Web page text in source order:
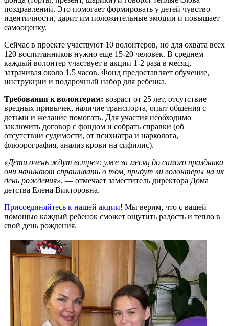
поздравлений. Это помогает формировать у детей чувство
идентичности, дарит им положительные эмоции и повышает
самооценку.
Сейчас в проекте участвуют 10 волонтеров, но для охвата всех
120 воспитанников нужно еще 15-20 человек. В среднем
каждый волонтер участвует в акции 1-2 раза в месяц,
затрачивая около 1,5 часов. Фонд предоставляет обучение,
инструкции и подарочный набор для ребенка.
Требования к волонтерам: возраст от 25 лет, отсутствие
вредных привычек, наличие транспорта, опыт общения с
детьми и желание помогать. Для участия необходимо
заключить договор с фондом и собрать справки (об
отсутствии судимости, от психиатра и нарколога,
флюорография, анализ крови на сифилис).
«Дети очень ждут встреч: уже за месяц до самого праздника
они начинают спрашивать о том, придут ли волонтеры на их
день рождения», — отмечает заместитель директора Дома
детства Елена Викторовна.
Присоединяйтесь к нашей акции! Мы верим, что с вашей
помощью каждый ребенок сможет ощутить радость и тепло в
свой день рождения.